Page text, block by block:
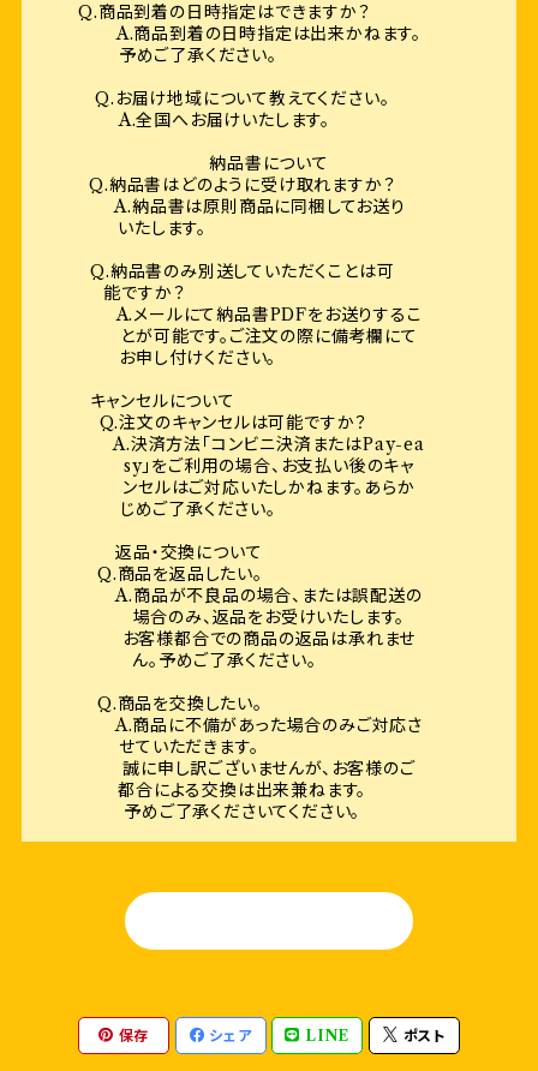
Q.商品到着の日時指定はできますか？
A.商品到着の日時指定は出来かねます。
予めご了承ください。
Q.お届け地域について教えてください。
A.全国へお届けいたします。
納品書について
Q.納品書はどのように受け取れますか？
A.納品書は原則商品に同梱してお送り
いたします。
Q.納品書のみ別送していただくことは可
能ですか？
A.メールにて納品書PDFをお送りするこ
とが可能です。ご注文の際に備考欄にて
お申し付けください。
キャンセルについて
Q.注文のキャンセルは可能ですか？
A.決済方法「コンビニ決済またはPay-ea
sy」をご利用の場合、お支払い後のキャ
ンセルはご対応いたしかねます。あらか
じめご了承ください。
返品・交換について
Q.商品を返品したい。
A.商品が不良品の場合、または誤配送の
場合のみ、返品をお受けいたします。
お客様都合での商品の返品は承れませ
ん。予めご了承ください。
Q.商品を交換したい。
A.商品に不備があった場合のみご対応さ
せていただきます。
誠に申し訳ございませんが、お客様のご
都合による交換は出来兼ねます。
予めご了承くださいてください。
保存 シェア LINE ポスト